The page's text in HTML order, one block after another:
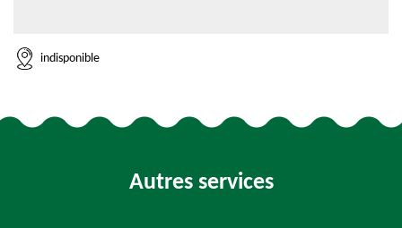
indisponible
Autres services